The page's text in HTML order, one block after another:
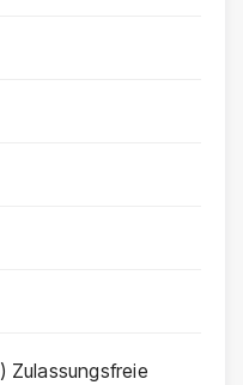
Zulassungsfreie